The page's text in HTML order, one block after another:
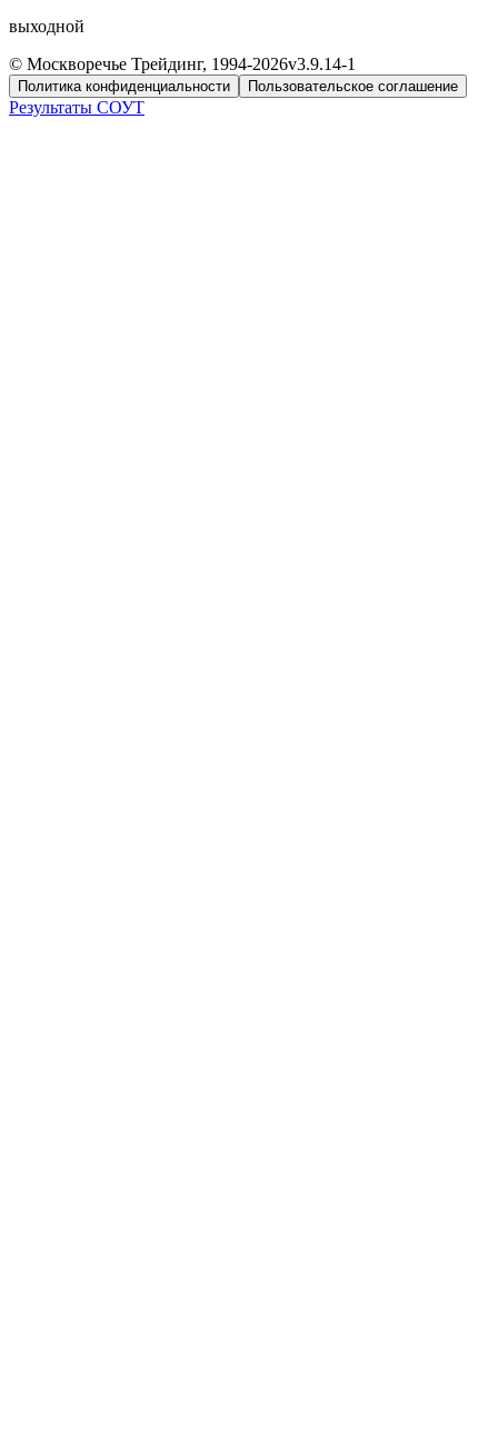
выходной
© Москворечье Трейдинг, 1994-2026v3.9.14-1
Политика конфиденциальности Пользовательское соглашение
Результаты СОУТ